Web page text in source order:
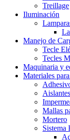
Treillage
Iluminación
Manejo de
Tecle
Tecles
Maquinaria y
Materiales
Aislantes
Mallas
Mortero
Sistema